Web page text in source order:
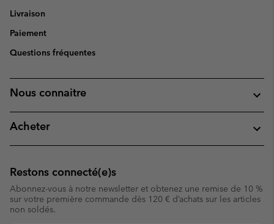
Livraison
Paiement
Questions fréquentes
Nous connaitre
Acheter
Restons connecté(e)s
Abonnez-vous à notre newsletter et obtenez une remise de 10 %
sur votre première commande dès 120 € d’achats sur les articles
non soldés.